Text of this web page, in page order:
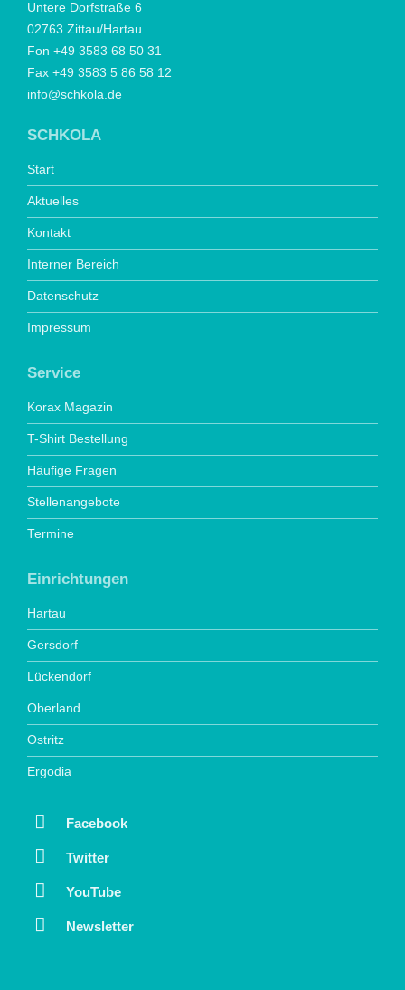
Untere Dorfstraße 6
02763 Zittau/Hartau
Fon +49 3583 68 50 31
Fax +49 3583 5 86 58 12
info@schkola.de
SCHKOLA
Start
Aktuelles
Kontakt
Interner Bereich
Datenschutz
Impressum
Service
Korax Magazin
T-Shirt Bestellung
Häufige Fragen
Stellenangebote
Termine
Einrichtungen
Hartau
Gersdorf
Lückendorf
Oberland
Ostritz
Ergodia
Facebook
Twitter
YouTube
Newsletter